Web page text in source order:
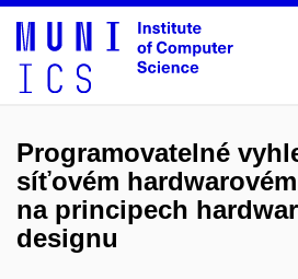
Programovatelné
síťovém
na principech
designu